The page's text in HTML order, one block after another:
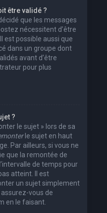
être validé ?
que les messages
nécessitent d’être
est possible aussi que
dans un groupe dont
avant d’être
pour plus
?
le sujet » lors de sa
le sujet en haut
Par ailleurs, si vous ne
que la remontée de
de temps pour
atteint. Il est
un sujet simplement
vous de
en le faisant.